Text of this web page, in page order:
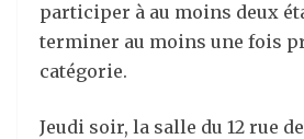
participer à au moins deux
terminer au moins une fois
catégorie.
Jeudi soir, la salle du 12 rue